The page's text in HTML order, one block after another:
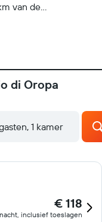
van de
di Oropa
1 kamer
€ 118
inclusief toeslagen